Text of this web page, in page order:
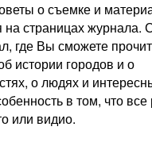
о съемке и
на страницах журнала.
где Вы сможете
истории городов и о
о людях и
в том, что все
или видио.